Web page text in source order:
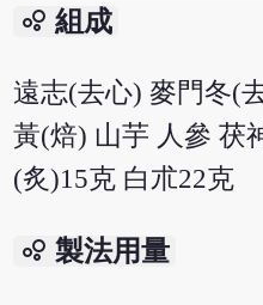
bubble_chart 組成
遠志(去心) 麥門冬(
黃(焙) 山芋 人參 茯
(炙)15克 白朮22克
bubble_chart 製法用量